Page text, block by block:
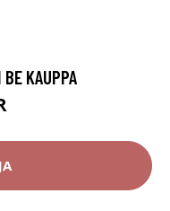
BE KAUPPA